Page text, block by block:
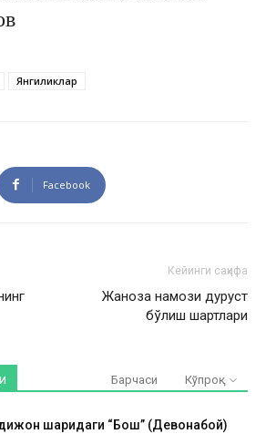
Янгиликлар
Facebook
Кейинги саҳифа
Жаноза намози дуруст
бўлиш шартлари
Барчаси Кўпроқ
шаҳридаги “Бош” (Девонабой)